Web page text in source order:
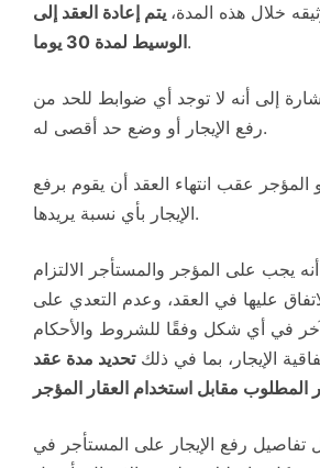
خلال هذه المدة، يتم إعادة العقد إلى
الوسيط لمدة 30 يوما.
إلى أنه لا توجد أي ضوابط للحد من
رفع الإيجار أو وضع حد أقصى له.
المؤجر عقب انتهاء العقد أن يقوم برفع
الإيجار بأي نسبة يريدها.
يجب على المؤجر والمستأجر الالتزام
عليها في العقد، وعدم التعدي على
في أي شكل وفقًا للشروط والأحكام
الإيجار، بما في ذلكتحديد مدة عقد
رفع الإيجار على المستأجر في